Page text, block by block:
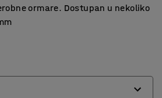
ormare. Dostupan u nekoliko